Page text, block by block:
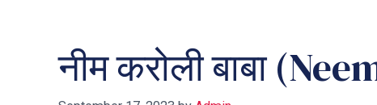
नीम करोली बाबा